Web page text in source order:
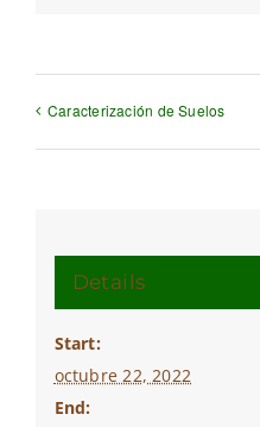
Caracterización de Suelos
Details
Start:
octubre 22, 2022
End: